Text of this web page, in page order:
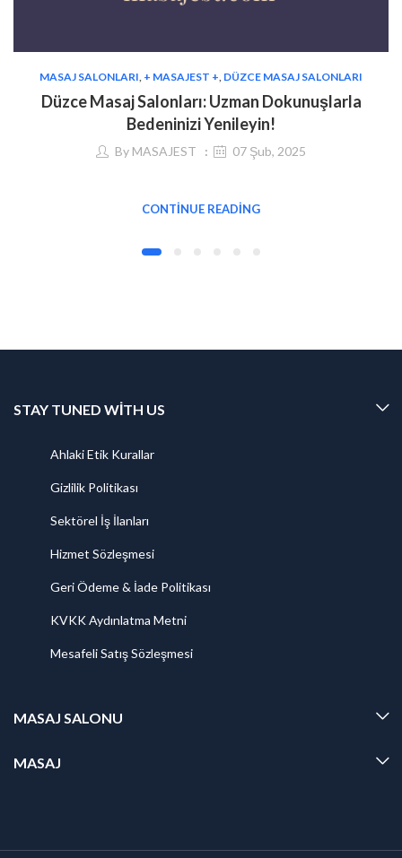
MASAJ SALONLARI + MASAJEST + DÜZCE MASAJ SALONLARI
Düzce Masaj Salonları: Uzman Dokunuşlarla
Bedeninizi Yenileyin!
By MASAJEST 07 Şub, 2025
CONTINUE READING
STAY TUNED WITH US
Ahlaki Etik Kurallar
Gizlilik Politikası
Sektörel İş İlanları
Hizmet Sözleşmesi
Geri Ödeme & İade Politikası
KVKK Aydınlatma Metni
Mesafeli Satış Sözleşmesi
MASAJ SALONU
MASAJ